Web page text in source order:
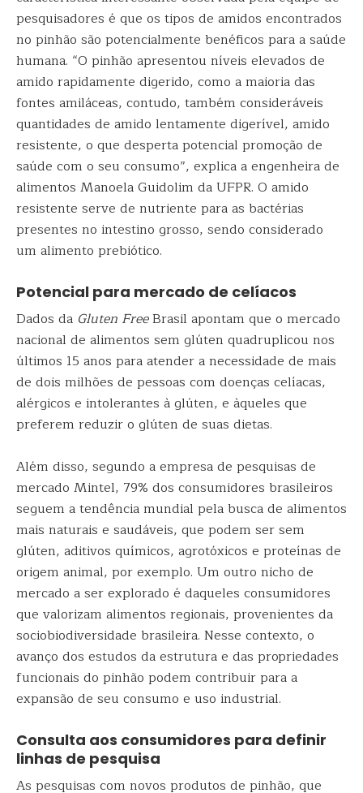
pesquisadores é que os tipos de amidos encontrados
no pinhão são potencialmente benéficos para a saúde
humana. “O pinhão apresentou níveis elevados de
amido rapidamente digerido, como a maioria das
fontes amiláceas, contudo, também consideráveis
quantidades de amido lentamente digerível, amido
resistente, o que desperta potencial promoção de
saúde com o seu consumo”, explica a engenheira de
alimentos Manoela Guidolim da UFPR. O amido
resistente serve de nutriente para as bactérias
presentes no intestino grosso, sendo considerado
um alimento prebiótico.
Potencial para mercado de celíacos
Dados da Gluten FreeBrasil apontam que o mercado
nacional de alimentos sem glúten quadruplicou nos
últimos 15 anos para atender a necessidade de mais
de dois milhões de pessoas com doenças celíacas,
alérgicos e intolerantes à glúten, e àqueles que
preferem reduzir o glúten de suas dietas.
Além disso, segundo a empresa de pesquisas de
mercado Mintel, 79% dos consumidores brasileiros
seguem a tendência mundial pela busca de alimentos
mais naturais e saudáveis, que podem ser sem
glúten, aditivos químicos, agrotóxicos e proteínas de
origem animal, por exemplo. Um outro nicho de
mercado a ser explorado é daqueles consumidores
que valorizam alimentos regionais, provenientes da
sociobiodiversidade brasileira. Nesse contexto, o
avanço dos estudos da estrutura e das propriedades
funcionais do pinhão podem contribuir para a
expansão de seu consumo e uso industrial.
Consulta aos consumidores para definir
linhas de pesquisa
As pesquisas com novos produtos de pinhão, que